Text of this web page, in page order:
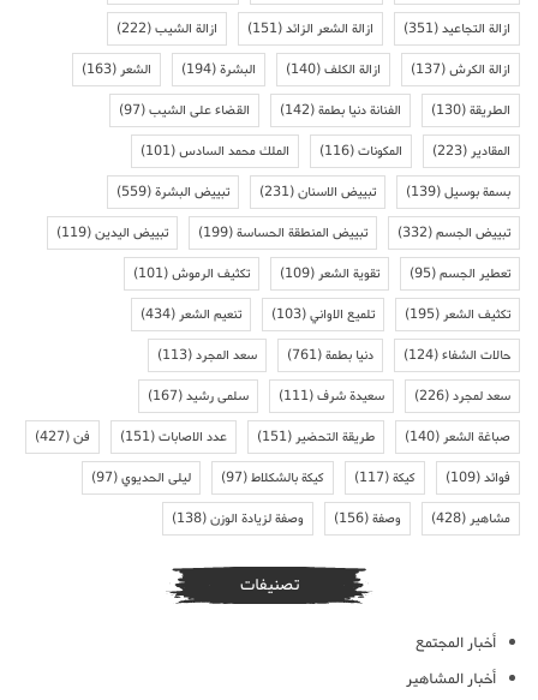
ازالة التجاعيد(351) ازالة الشعر الزائد(151) ازالة الشيب(222)
ازالة الكرش(137) ازالة الكلف(140) البشرة(194) الشعر(163)
الطريقة(130) الفنانة دنيا بطمة(142) القضاء على الشيب(97)
المقادير(223) المكونات(116) الملك محمد السادس(101)
بسمة بوسيل(139) تبييض الاسنان(231) تبييض البشرة(559)
تبييض الجسم(332) تبييض المنطقة الحساسة(199) تبييض اليدين(119)
تعطير الجسم(95) تقوية الشعر(109) تكثيف الرموش(101)
تكثيف الشعر(195) تلميع الاواني(103) تنعيم الشعر(434)
حالات الشفاء(124) دنيا بطمة(761) سعد المجرد(113)
سعد لمجرد(226) سعيدة شرف(111) سلمى رشيد(167)
صباغة الشعر(140) طريقة التحضير(151) عدد الاصابات(151) فن(427)
فوائد(109) كيكة(117) كيكة بالشكلاط(97) ليلى الحديوي(97)
مشاهير(428) وصفة(156) وصفة لزيادة الوزن(138)
تصنيفات
أخبار المجتمع
أخبار المشاهير